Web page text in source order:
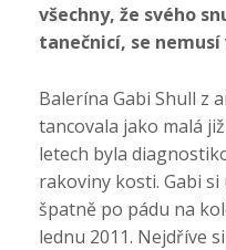
všechny, že svého
tanečnicí, se
Balerína Gabi Shull z
tancovala jako malá
letech byla
rakoviny kosti. Gabi si
špatně po pádu na
lednu 2011. Nejdříve